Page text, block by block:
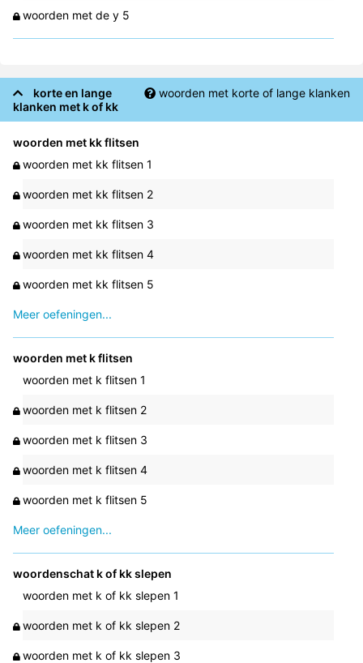
woorden met de y 5
korte en lange
klanken met k of kk
woorden met korte of lange klanken
woorden met kk flitsen
woorden met kk flitsen 1
woorden met kk flitsen 2
woorden met kk flitsen 3
woorden met kk flitsen 4
woorden met kk flitsen 5
Meer oefeningen...
woorden met k flitsen
woorden met k flitsen 1
woorden met k flitsen 2
woorden met k flitsen 3
woorden met k flitsen 4
woorden met k flitsen 5
Meer oefeningen...
woordenschat k of kk slepen
woorden met k of kk slepen 1
woorden met k of kk slepen 2
woorden met k of kk slepen 3